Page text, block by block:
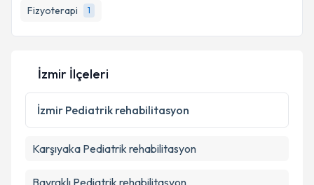
Fizyoterapi
1
E-posta Adresiniz
Kişisel verilerimin işlenmesine ilişkinAydınlatma
Metni
'ni okudum ve kişisel verilerimin belirtilen
kapsamda işlenmesini kabul ediyorum.
İzmir İlçeleri
İzmir Pediatrik rehabilitasyon
Karşıyaka Pediatrik rehabilitasyon
Bayraklı Pediatrik rehabilitasyon